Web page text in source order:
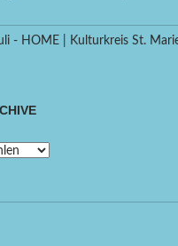
- HOME | Kulturkreis St.